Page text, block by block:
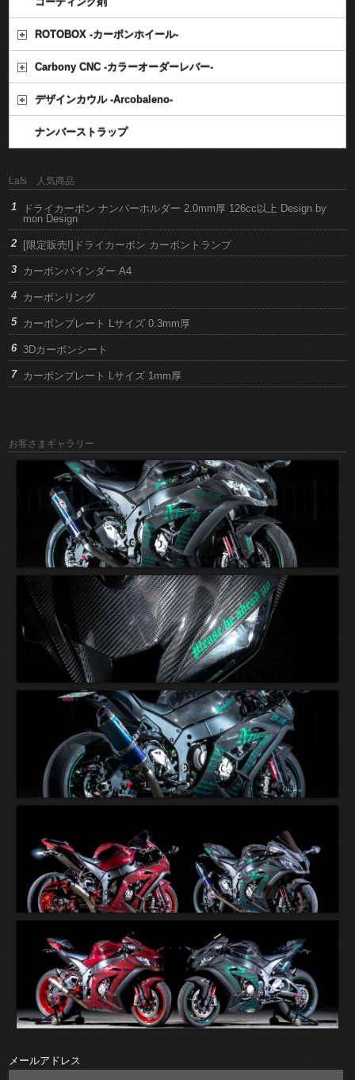
ROTOBOX -カーボンホイール-
Carbony CNC -カラーオーダーレバー-
デザインカウル -Arcobaleno-
ナンバーストラップ
Lafs 人気商品
ドライカーボン ナンバーホルダー 2.0mm厚 126cc以上 Design by
mon Design
[限定販売!]ドライカーボン カーボントランプ
カーボンバインダー A4
カーボンリング
カーボンプレート Lサイズ 0.3mm厚
3Dカーボンシート
カーボンプレート Lサイズ 1mm厚
お客さまギャラリー
メールアドレス